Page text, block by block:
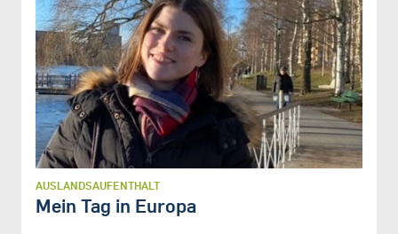
AUSLANDSAUFENTHALT
Mein Tag in Europa